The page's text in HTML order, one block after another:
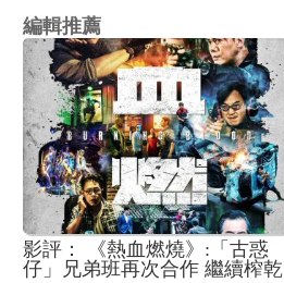
編輯推薦
影評： 《熱血燃燒》:「古惑
仔」兄弟班再次合作 繼續榨乾